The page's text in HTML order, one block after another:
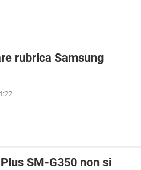
rubrica Samsung
SM-G350 non si